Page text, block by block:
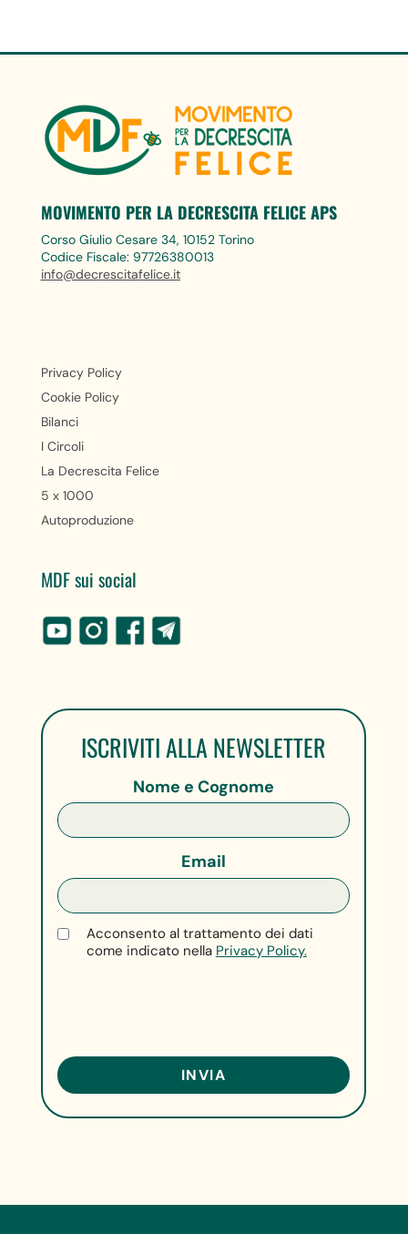
MOVIMENTO PER LA DECRESCITA FELICE APS
Corso Giulio Cesare 34, 10152 Torino
Codice Fiscale: 97726380013
info@decrescitafelice.it
Privacy Policy
Cookie Policy
Bilanci
I Circoli
La Decrescita Felice
5 x 1000
Autoproduzione
MDF sui social
ISCRIVITI ALLA NEWSLETTER
Nome e Cognome
Email
Acconsento al trattamento dei dati
come indicato nella Privacy Policy.